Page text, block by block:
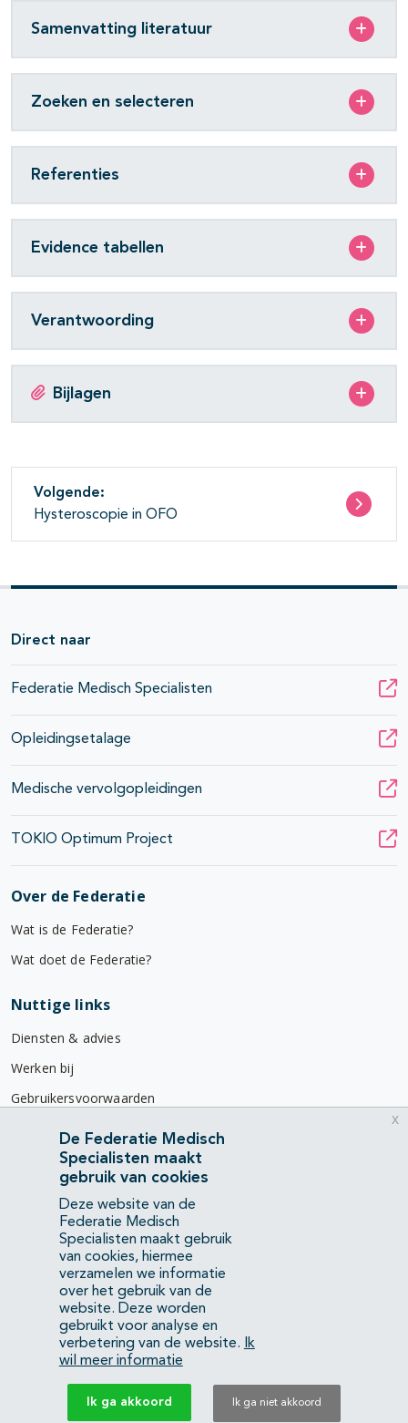
Samenvatting literatuur
Zoeken en selecteren
Referenties
Evidence tabellen
Verantwoording
Bijlagen
Volgende:
Hysteroscopie in OFO
Direct naar
Federatie Medisch Specialisten
Opleidingsetalage
Medische vervolgopleidingen
TOKIO Optimum Project
Over de Federatie
Wat is de Federatie?
Wat doet de Federatie?
Nuttige links
Diensten & advies
Werken bij
Gebruikersvoorwaarden
Privacyverklaring
Contact
Mercatorlaan 1200
3528 BL Utrecht
(088) 505 34 34
info@richtlijnendatabase.nl
YouTubeLinkedIn
KvK Federatie Medisch Specialisten:40483480
De Federatie Medisch
Specialisten maakt
gebruik van cookies
Deze website van de
Federatie Medisch
Specialisten maakt gebruik
van cookies, hiermee
verzamelen we informatie
over het gebruik van de
website. Deze worden
gebruikt voor analyse en
verbetering van de website.
Ik
wil meer informatie
Ik ga akkoord Ik ga niet akkoord
x